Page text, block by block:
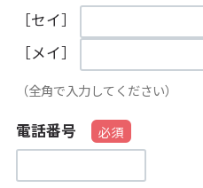
［セイ］
［メイ］
（全角で入力してください）
電話番号